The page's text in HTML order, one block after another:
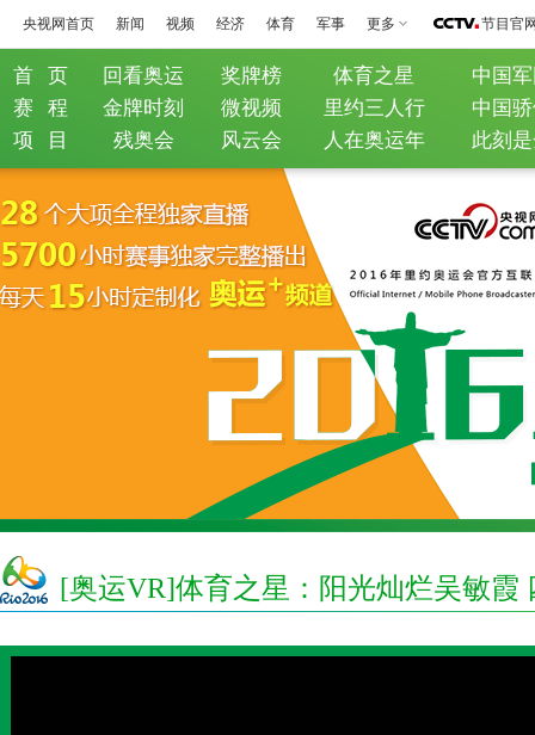
央视网首页 新闻 视频 经济 体育 军事 更多 节目官
首 页 回看奥运 奖牌榜 体育之星
中国
赛 程
金牌时刻 微视频 里约三人行
中国
项 目
残奥会 风云会 人在奥运年 此刻
[奥运VR]体育之星：阳光灿烂吴敏霞